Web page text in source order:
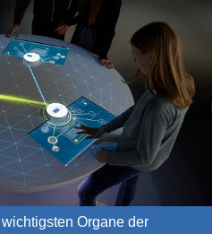
Organe der